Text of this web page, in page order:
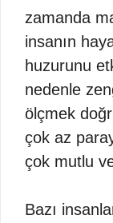
zamanda
insanın
huzurunu
nedenle
ölçmek
çok az
çok mutlu
Bazı